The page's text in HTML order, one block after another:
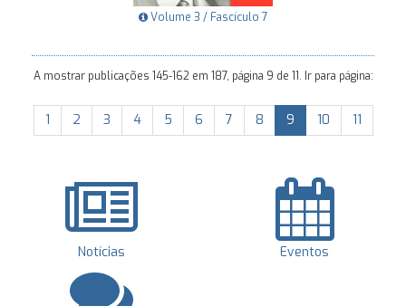
Volume 3 / Fascículo 7
A mostrar publicações 145-162 em 187, página 9 de 11. Ir para página:
1 2 3 4 5 6 7 8 9 10 11
Notícias Eventos